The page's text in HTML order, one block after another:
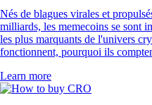
Nés de blagues virales et
milliards, les memecoins se sont
les plus marquants de l'univers
fonctionnent, pourquoi ils
Learn more